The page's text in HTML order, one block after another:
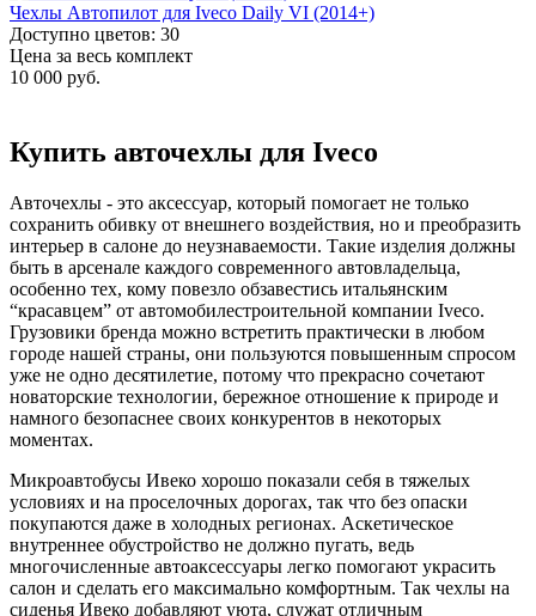
Чехлы Автопилот для Iveco Daily VI (2014+)
Доступно цветов: 30
Цена за весь комплект
10 000 руб.
Купить авточехлы для Iveco
Авточехлы - это аксессуар, который помогает не только
сохранить обивку от внешнего воздействия, но и преобразить
интерьер в салоне до неузнаваемости. Такие изделия должны
быть в арсенале каждого современного автовладельца,
особенно тех, кому повезло обзавестись итальянским
“красавцем” от автомобилестроительной компании Iveco.
Грузовики бренда можно встретить практически в любом
городе нашей страны, они пользуются повышенным спросом
уже не одно десятилетие, потому что прекрасно сочетают
новаторские технологии, бережное отношение к природе и
намного безопаснее своих конкурентов в некоторых
моментах.
Микроавтобусы Ивеко хорошо показали себя в тяжелых
условиях и на проселочных дорогах, так что без опаски
покупаются даже в холодных регионах. Аскетическое
внутреннее обустройство не должно пугать, ведь
многочисленные автоаксессуары легко помогают украсить
салон и сделать его максимально комфортным. Так чехлы на
сиденья Ивеко добавляют уюта, служат отличным